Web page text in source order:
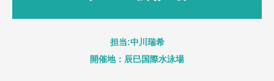
担当:中川瑞希
開催地：辰巳国際水泳場